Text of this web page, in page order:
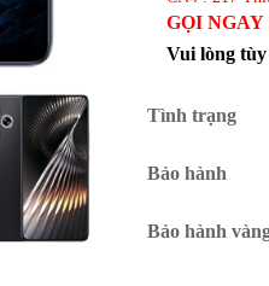
GỌI NGAY
Vui lòng
Tình trạng
Bảo hành
Bảo hành